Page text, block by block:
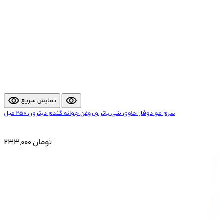
visibility نمایش سریع visibility
سرم مو دوفاز حاوی شی باتر و روغن جوانه گندم دیترون 250 میل
233,000 تومان